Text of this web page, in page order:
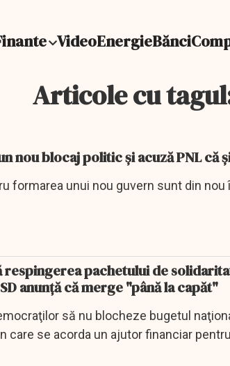
VideoEnergieBănci
Articole cu
nou blocaj politic şi acuză PNL că
formarea unui nou guvern sunt din nou
pachetului de
anunţă că merge "până la capăt"
să nu blocheze bugetul
care se acorda un ajutor financiar